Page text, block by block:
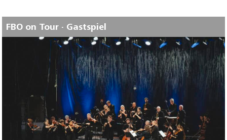
FBO on Tour · Gastspiel